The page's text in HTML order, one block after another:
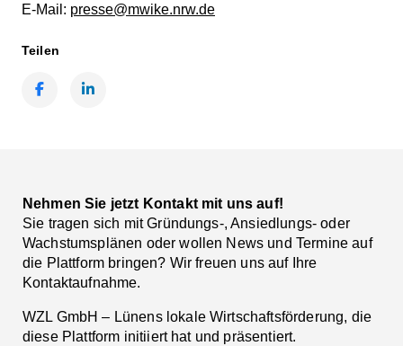
E-Mail: presse@mwike.nrw.de
Teilen
Nehmen Sie jetzt Kontakt mit uns auf!
Sie tragen sich mit Gründungs-, Ansiedlungs- oder
Wachstumsplänen oder wollen News und Termine auf
die Plattform bringen? Wir freuen uns auf Ihre
Kontaktaufnahme.
WZL GmbH – Lünens lokale Wirtschaftsförderung, die
diese Plattform initiiert hat und präsentiert.